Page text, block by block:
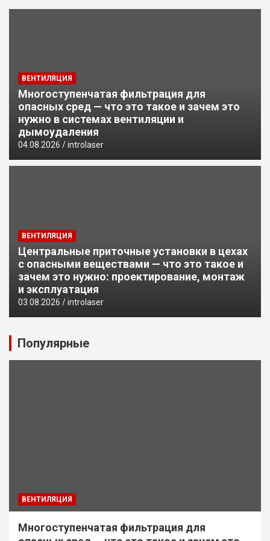
ВЕНТИЛЯЦИЯ
Многоступенчатая фильтрация для
опасных сред — что это такое и зачем это
нужно в системах вентиляции и
дымоудаления
04.08.2026 introlaser
ВЕНТИЛЯЦИЯ
Центральные приточные установки в цехах
с опасными веществами — что это такое и
зачем это нужно: проектирование, монтаж
и эксплуатация
03.08.2026 introlaser
Популярные
ВЕНТИЛЯЦИЯ
Многоступенчатая фильтрация для